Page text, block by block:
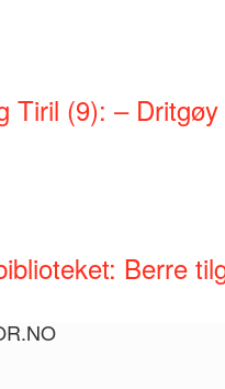
Tiril (9): –
Berre